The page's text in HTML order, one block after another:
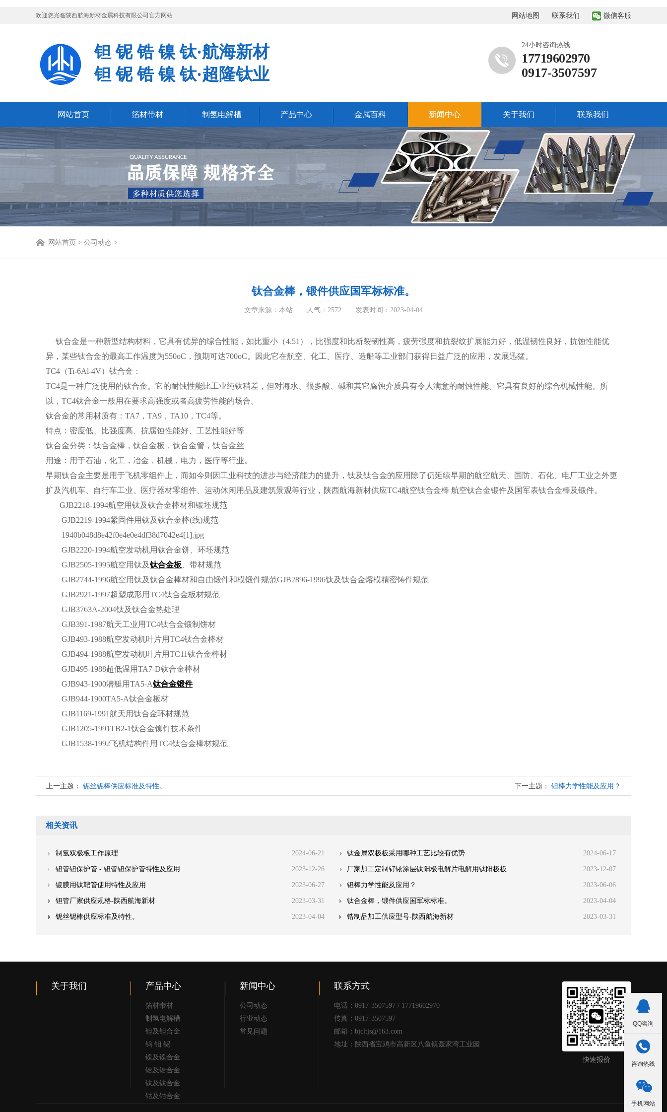
欢迎您光临陕西航海新材金属科技有限公司官方网站 网站地图 联系我们 微信客服
钽 铌 锆 镍 钛·航海新材
钽 铌 锆 镍 钛·超隆钛业
24小时咨询热线
17719602970
0917-3507597
网站首页 箔材带材 制氢电解槽 产品中心 金属百科 新闻中心 关于我们 联系我们
网站首页 > 公司动态 >
钛合金棒，锻件供应国军标标准。
文章来源：本站 人气：2572 发表时间：2023-04-04
钛合金是一种新型结构材料，它具有优异的综合性能，如比重小（4.51），比强度和比断裂韧性高，疲劳强度和抗裂纹扩展能力好，低温韧性良好，抗蚀性能优
异，某些钛合金的最高工作温度为550oC，预期可达700oC。因此它在航空、化工、医疗、造船等工业部门获得日益广泛的应用，发展迅猛。
TC4（Ti-6Al-4V）钛合金：
TC4是一种广泛使用的钛合金。它的耐蚀性能比工业纯钛稍差，但对海水、很多酸、碱和其它腐蚀介质具有令人满意的耐蚀性能。它具有良好的综合机械性能。所
以，TC4钛合金一般用在要求高强度或者高疲劳性能的场合。
钛合金的常用材质有：TA7，TA9，TA10，TC4等。
特点：密度低、比强度高、抗腐蚀性能好、工艺性能好等
钛合金分类：钛合金棒，钛合金板，钛合金管，钛合金丝
用途：用于石油，化工，冶金，机械，电力，医疗等行业。
早期钛合金主要是用于飞机零组件上，而如今则因工业科技的进步与经济能力的提升，钛及钛合金的应用除了仍延续早期的航空航天、国防、石化、电厂工业之外更
扩及汽机车、自行车工业、医疗器材零组件、运动休闲用品及建筑景观等行业，陕西航海新材供应TC4航空钛合金棒 航空钛合金锻件及国军表钛合金棒及锻件。
GJB2218-1994航空用钛及钛合金棒材和锻坯规范
GJB2219-1994紧固件用钛及钛合金棒(线)规范
1940b048d8e42f0e4e0e4df38d7042e4[1].jpg
GJB2220-1994航空发动机用钛合金饼、环坯规范
GJB2505-1995航空用钛及钛合金板 、带材规范
GJB2744-1996航空用钛及钛合金棒材和自由锻件和模锻件规范GJB2896-1996钛及钛合金熔模精密铸件规范
GJB2921-1997超塑成形用TC4钛合金板材规范
GJB3763A-2004钛及钛合金热处理
GJB391-1987航天工业用TC4钛合金锻制饼材
GJB493-1988航空发动机叶片用TC4钛合金棒材
GJB494-1988航空发动机叶片用TC11钛合金棒材
GJB495-1988超低温用TA7-D钛合金棒材
GJB943-1900潜艇用TA5-A钛合金锻件
GJB944-1900TA5-A钛合金板材
GJB1169-1991航天用钛合金环材规范
GJB1205-1991TB2-1钛合金铆钉技术条件
GJB1538-1992飞机结构件用TC4钛合金棒材规范
上一主题： 铌丝铌棒供应标准及特性。 下一主题： 钽棒力学性能及应用？
相关资讯
制氢双极板工作原理 2024-06-21 钛金属双极板采用哪种工艺比较有优势 2024-06-17
钽管钽保护管 - 钽管钽保护管特性及应用 2023-12-26 厂家加工定制钌铱涂层钛阳极电解片电解用钛阳极板 2023-12-07
镀膜用钛靶管使用特性及应用 2023-06-27 钽棒力学性能及应用？ 2023-06-06
钽管厂家供应规格-陕西航海新材 2023-03-31 钛合金棒，锻件供应国军标标准。 2023-04-04
铌丝铌棒供应标准及特性。 2023-04-04 锆制品加工供应型号-陕西航海新材 2023-03-31
关于我们 产品中心
箔材带材
制氢电解槽
钽及钽合金
钨 钼 铌
镍及镍合金
锆及锆合金
钛及钛合金
钴及钴合金
新闻中心
公司动态
行业动态
常见问题
联系方式
电话：0917-3507597 / 17719602970
传真：0917-3507597
邮箱：bjcltjs@163.com
地址：陕西省宝鸡市高新区八鱼镇聂家湾工业园
快速报价

QQ咨询

咨询热线

手机网站